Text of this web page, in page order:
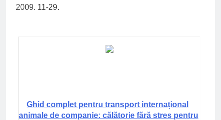
2009. 11-29.
Ghid complet pentru transport internațional
animale de companie: călătorie fără stres pentru